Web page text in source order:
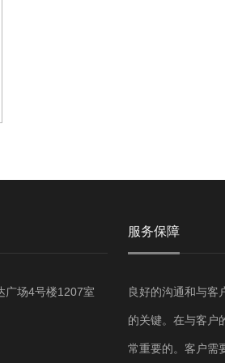
广场4号楼1207室
服务保障
良好的沟通和与客
的关键。在与客户
常重要的。客户需